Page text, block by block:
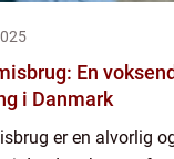
En
i Danmark
er en alvorlig